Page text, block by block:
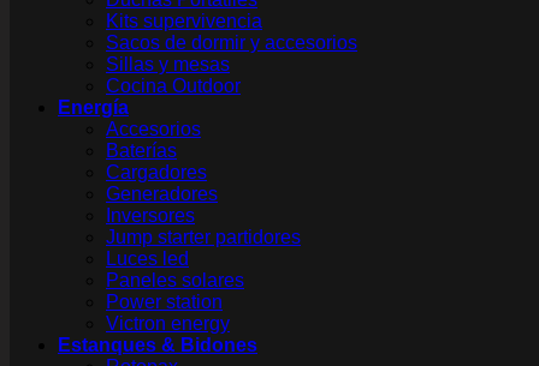
Kits supervivencia
Sacos de dormir y accesorios
Sillas y mesas
Cocina Outdoor
Energía
Accesorios
Baterías
Cargadores
Generadores
Inversores
Jump starter partidores
Luces led
Paneles solares
Power station
Victron energy
Estanques & Bidones